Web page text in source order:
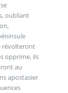
oubliant
révolteront
opprime, ils
au
apostasier